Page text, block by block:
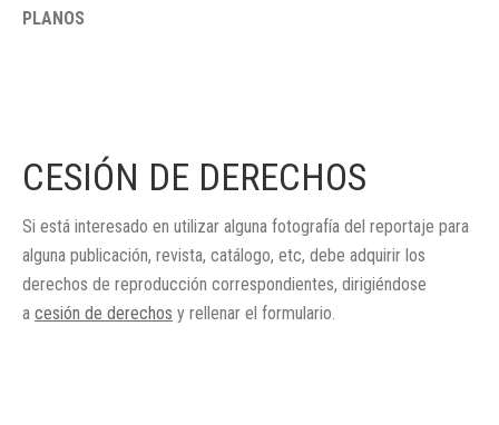
PLANOS
CESIÓN DE DERECHOS
Si está interesado en utilizar alguna fotografía del reportaje para
alguna publicación, revista, catálogo, etc, debe adquirir los
derechos de reproducción correspondientes, dirigiéndose
a cesión de derechos y rellenar el formulario.